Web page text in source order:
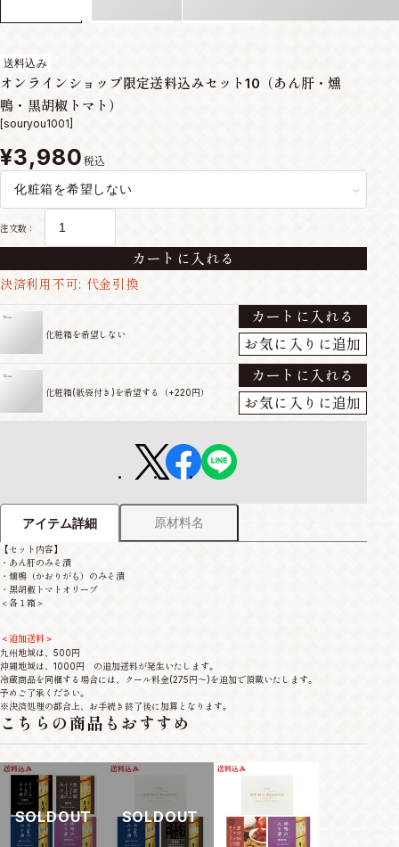
送料込み
オンラインショップ限定送料込みセット10（あん肝・燻
鴨・黒胡椒トマト）
[souryou1001]
¥3,980 税込
注文数：
カートに入れる
決済利用不可: 代金引換
化粧箱を希望しない
カートに入れる
お気に入りに追加
化粧箱(紙袋付き)を希望する（+220円）
カートに入れる
お気に入りに追加
アイテム詳細 原材料名
【セット内容】
・あん肝のみそ漬
・燻鴨（かおりがも）のみそ漬
・黒胡椒トマトオリーブ
＜各１箱＞
＜追加送料＞
九州地域は、500円
沖縄地域は、1000円 の追加送料が発生いたします。
冷蔵商品を同梱する場合には、クール料金(275円～)を追加で頂戴いたします。
予めご了承ください。
※決済処理の都合上、お手続き終了後に加算となります。
こちらの商品もおすすめ
SOLDOUT SOLDOUT